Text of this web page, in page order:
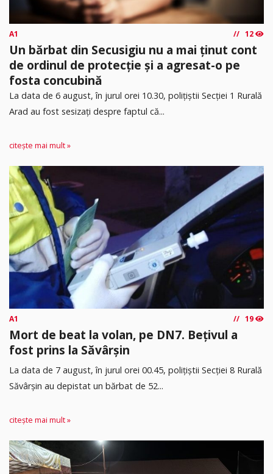
A1 12
Un bărbat din Secusigiu nu a mai ținut cont
de ordinul de protecție și a agresat-o pe
fosta concubină
​La data de 6 august, în jurul orei 10.30, polițiștii Secției 1 Rurală
Arad au fost sesizați despre faptul că...
citește mai mult »
A1 19
Mort de beat la volan, pe DN7. Bețivul a
fost prins la Săvârșin
​La data de 7 august, în jurul orei 00.45, polițiștii Secției 8 Rurală
Săvârșin au depistat un bărbat de 52...
citește mai mult »